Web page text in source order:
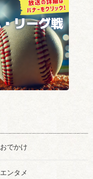
おでかけ
エンタメ